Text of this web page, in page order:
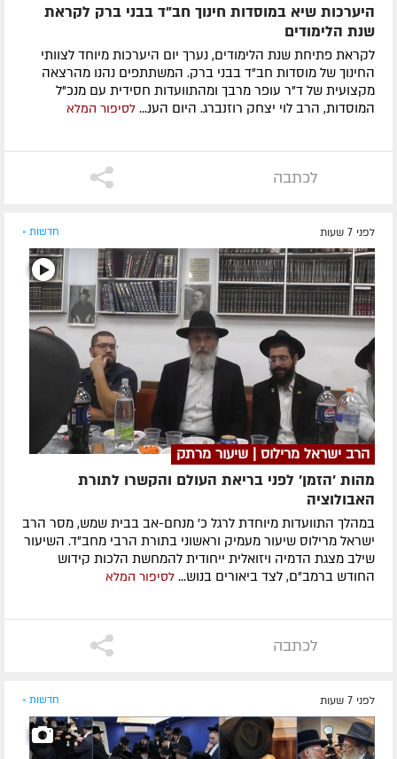
היערכות שיא במוסדות חינוך חב"ד בבני ברק לקראת
שנת הלימודים
לקראת פתיחת שנת הלימודים, נערך יום היערכות מיוחד לצוותי
החינוך של מוסדות חב"ד בבני ברק. המשתתפים נהנו מהרצאה
מקצועית של ד"ר עופר מרבך ומהתוועדות חסידית עם מנכ"ל
המוסדות, הרב לוי יצחק רוזנברג. היום הענ... לסיפור המלא
לכתבה
לפני 7 שעות חדשות »
הרב ישראל מרילוס | שיעור מרתק
מהות 'הזמן' לפני בריאת העולם והקשרו לתורת
האבולוציה
במהלך התוועדות מיוחדת לרגל כ' מנחם-אב בבית שמש, מסר הרב
ישראל מרילוס שיעור מעמיק וראשוני בתורת הרבי מחב"ד. השיעור
שילב מצגת הדמיה ויזואלית ייחודית להמחשת הלכות קידוש
החודש ברמב"ם, לצד ביאורים בנוש... לסיפור המלא
לכתבה
לפני 7 שעות חדשות »